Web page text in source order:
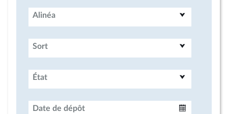
Alinéa
Sort
État
Date de dépôt